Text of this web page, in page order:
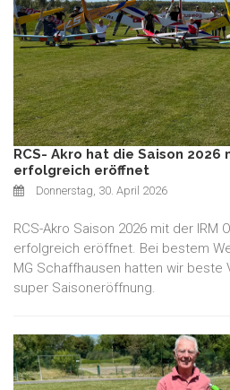
RCS- Akro hat die Saison 2026
erfolgreich eröffnet
Donnerstag, 30. April 2026
RCS-Akro Saison 2026 mit der IRM
erfolgreich eröffnet. Bei bestem
MG Schaffhausen hatten wir beste
super Saisoneröffnung.